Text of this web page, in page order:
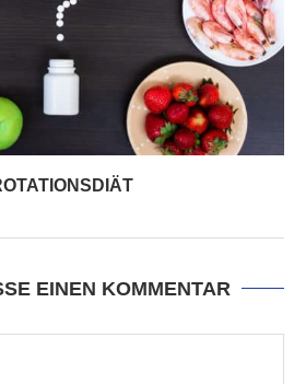
EINEN KOMMENTAR